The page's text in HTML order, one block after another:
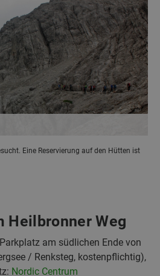
Eine Reservierung auf den Hütten ist
Heilbronner Weg
Parkplatz am südlichen Ende von
/ Renksteg, kostenpflichtig),
Nordic Centrum